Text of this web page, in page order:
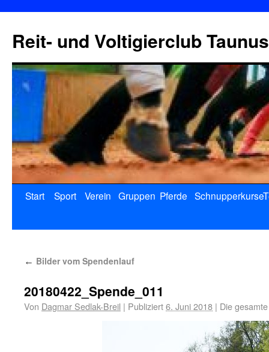
Reit- und Voltigierclub
Start Sport Verein Gruppen Pferde Schnupperkurse
← Bilder vom Spendenlauf
20180422_Spende_011
Von Dagmar Sedlak-Breil | Publiziert6. Juni 2018 | Die